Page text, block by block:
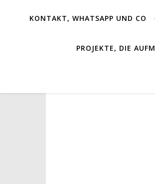
KONTAKT, WHATSAPP UND CO
PROJEKTE, DIE